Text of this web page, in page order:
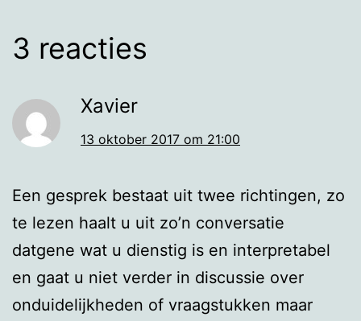
3 reacties
Xavier
13 oktober 2017 om 21:00
Een gesprek bestaat uit twee richtingen, zo
te lezen haalt u uit zo’n conversatie
datgene wat u dienstig is en interpretabel
en gaat u niet verder in discussie over
onduidelijkheden of vraagstukken maar